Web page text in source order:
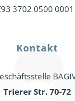
3702 0500
Kontakt
Trierer Str. 70-72